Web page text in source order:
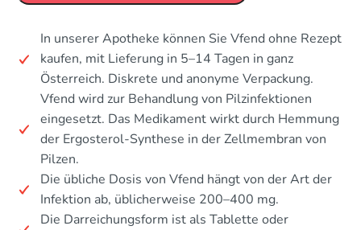
In unserer Apotheke können Sie Vfend ohne Rezept
kaufen, mit Lieferung in 5–14 Tagen in ganz
Österreich. Diskrete und anonyme Verpackung.
Vfend wird zur Behandlung von Pilzinfektionen
eingesetzt. Das Medikament wirkt durch Hemmung
der Ergosterol-Synthese in der Zellmembran von
Pilzen.
Die übliche Dosis von Vfend hängt von der Art der
Infektion ab, üblicherweise 200–400 mg.
Die Darreichungsform ist als Tablette oder